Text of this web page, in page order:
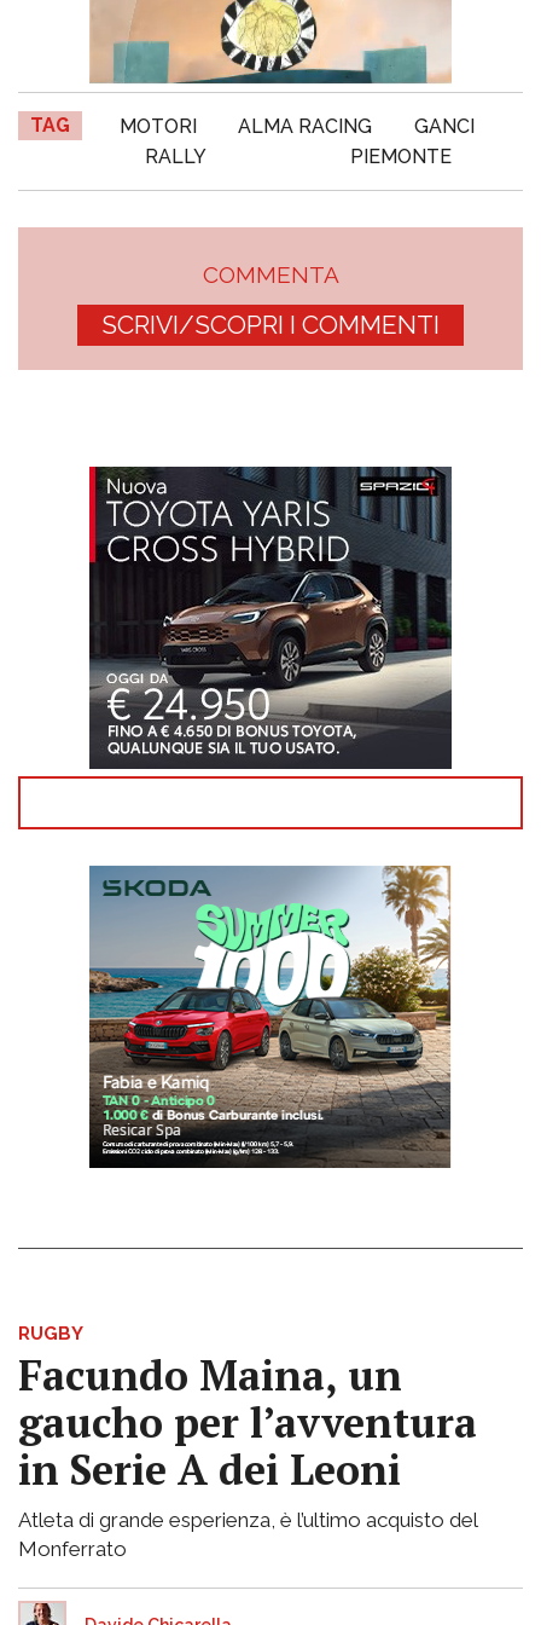
TAG MOTORI ALMA RACING
GANCI
RALLY
PIEMONTE
COMMENTA
SCRIVI/SCOPRI I COMMENTI
RUGBY
Facundo Maina, un
gaucho per l’avventura
in Serie A dei Leoni
Atleta di grande esperienza, è l’ultimo acquisto del
Monferrato